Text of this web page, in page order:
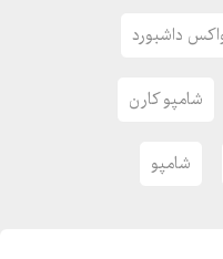
داشبورد
شامپو کارن
شامپو